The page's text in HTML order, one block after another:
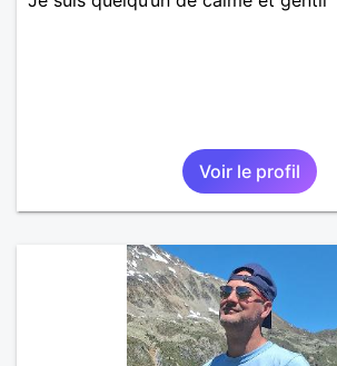
Voir le profil